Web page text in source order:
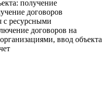
получение
договоров
с ресурсными
договоров на
ввод объекта